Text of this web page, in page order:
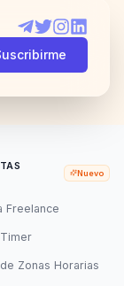
Telegram
TwitterInstagram
Nuevo
Freelance
Zonas Horarias